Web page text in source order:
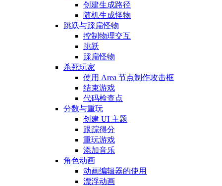
创建生成路径
随机生成怪物
跳跃与踩扁怪物
控制物理交互
跳跃
踩扁怪物
杀死玩家
使用 Area 节点制作攻击框
结束游戏
代码检查点
分数与重玩
创建 UI 主题
跟踪得分
重玩游戏
添加音乐
角色动画
动画编辑器的使用
漂浮动画